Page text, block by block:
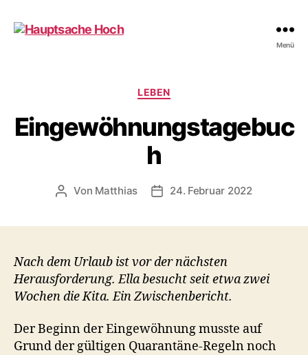
Menü
Kategorien
LEBEN
Eingewöhnungstagebuc
h
Beitragsautor
Von Matthias Beitragsdatum
24. Februar 2022
Nach dem Urlaub ist vor der nächsten
Herausforderung. Ella besucht seit etwa zwei
Wochen die Kita. Ein Zwischenbericht.
Der Beginn der Eingewöhnung musste auf
Grund der gültigen Quarantäne-Regeln noch